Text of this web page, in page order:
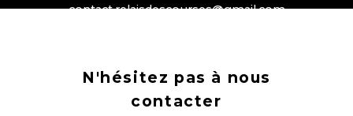
contact.relaisdescourses@gmail.com
N'hésitez pas à nous
contacter